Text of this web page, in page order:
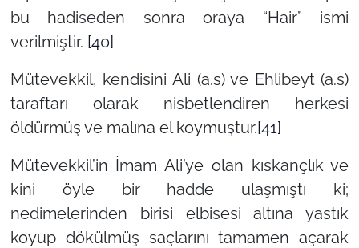
bu hadiseden sonra oraya “Hair” ismi
verilmiştir. [40]
Mütevekkil, kendisini Ali (a.s) ve Ehlibeyt (a.s)
taraftarı olarak nisbetlendiren herkesi
öldürmüş ve malına el koymuştur.[41]
Mütevekkil’in İmam Ali’ye olan kıskançlık ve
kini öyle bir hadde ulaşmıştı ki;
nedimelerinden birisi elbisesi altına yastık
koyup dökülmüş saçlarını tamamen açarak